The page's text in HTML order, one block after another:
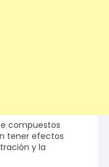
compuestos
tener efectos
y la